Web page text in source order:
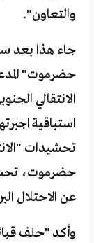
والتعاون".
جاء هذا بعد
حضرموت"
الانتقالي
استباقية
تحشيدات
عن الاحتلال
وأكد "حلف